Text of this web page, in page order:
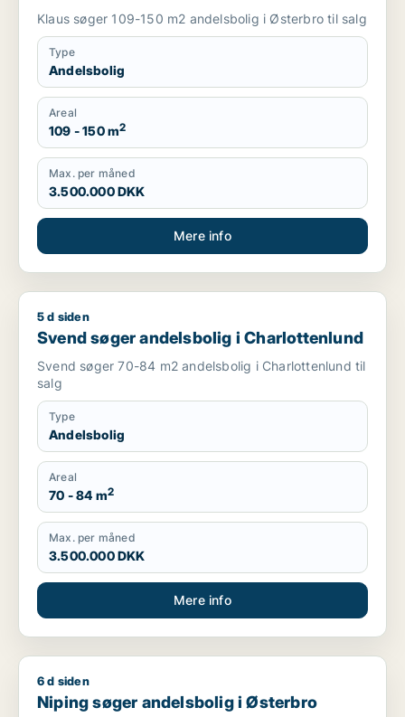
Klaus søger 109-150 m2 andelsbolig i Østerbro til salg
Type
Andelsbolig
Areal
109 - 150 m2
Max. per måned
3.500.000 DKK
Mere info
Svend søger andelsbolig i Charlottenlund
5 d siden
Svend søger andelsbolig i Charlottenlund
Svend søger 70-84 m2 andelsbolig i Charlottenlund til
salg
Type
Andelsbolig
Areal
70 - 84 m2
Max. per måned
3.500.000 DKK
Mere info
Niping søger andelsbolig i Østerbro
6 d siden
Niping søger andelsbolig i Østerbro